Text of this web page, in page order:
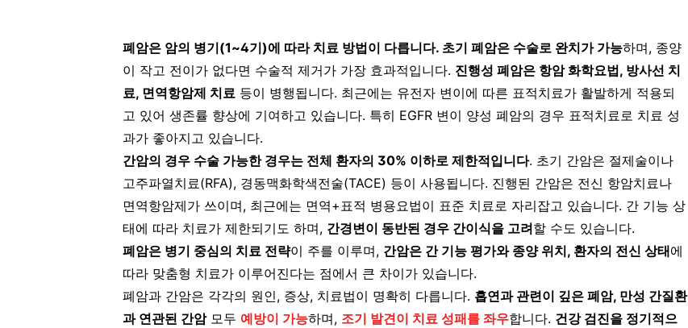
폐암은 암의 병기(1~4기)에 따라 치료 방법이 다릅니다. 초기 폐암은 수술로 완치가 가능하며, 종양
이 작고 전이가 없다면 수술적 제거가 가장 효과적입니다. 진행성 폐암은 항암 화학요법, 방사선 치
료, 면역항암제 치료 등이 병행됩니다. 최근에는 유전자 변이에 따른 표적치료가 활발하게 적용되
고 있어 생존률 향상에 기여하고 있습니다. 특히 EGFR 변이 양성 폐암의 경우 표적치료로 치료 성
과가 좋아지고 있습니다.
간암의 경우 수술 가능한 경우는 전체 환자의 30% 이하로 제한적입니다. 초기 간암은 절제술이나
고주파열치료(RFA), 경동맥화학색전술(TACE) 등이 사용됩니다. 진행된 간암은 전신 항암치료나
면역항암제가 쓰이며, 최근에는 면역+표적 병용요법이 표준 치료로 자리잡고 있습니다. 간 기능 상
태에 따라 치료가 제한되기도 하며, 간경변이 동반된 경우 간이식을 고려할 수도 있습니다.
폐암은 병기 중심의 치료 전략이 주를 이루며, 간암은 간 기능 평가와 종양 위치, 환자의 전신 상태에
따라 맞춤형 치료가 이루어진다는 점에서 큰 차이가 있습니다.
폐암과 간암은 각각의 원인, 증상, 치료법이 명확히 다릅니다. 흡연과 관련이 깊은 폐암, 만성 간질환
과 연관된 간암모두 예방이 가능하며, 조기 발견이 치료 성패를 좌우합니다. 건강 검진을 정기적으